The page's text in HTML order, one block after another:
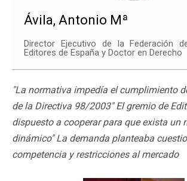
Ávila, Antonio Mª
Director Ejecutivo de la Federación
Editores de España y Doctor en Derecho
"La normativa impedía el cumplimiento
de la Directiva 98/2003" El gremio de
dispuesto a cooperar para que exista un
dinámico" La demanda planteaba
competencia y restricciones al mercado